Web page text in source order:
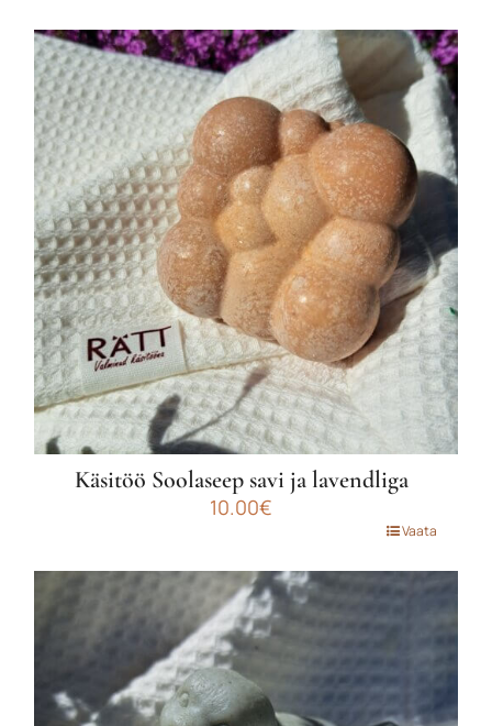
Käsitöö Soolaseep savi ja lavendliga
10.00€
Vaata